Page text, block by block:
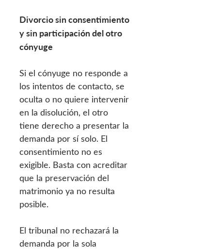
Divorcio sin consentimiento
y sin participación del otro
cónyuge
Si el cónyuge no responde a
los intentos de contacto, se
oculta o no quiere intervenir
en la disolución, el otro
tiene derecho a presentar la
demanda por sí solo. El
consentimiento no es
exigible. Basta con acreditar
que la preservación del
matrimonio ya no resulta
posible.
El tribunal no rechazará la
demanda por la sola